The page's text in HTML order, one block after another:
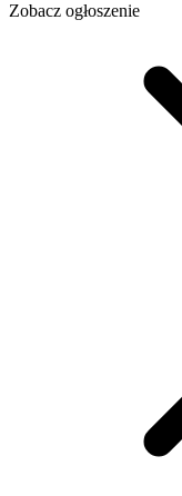
Zobacz ogłoszenie